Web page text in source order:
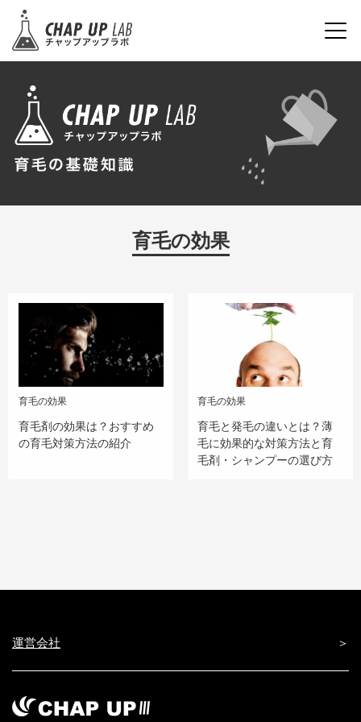
育毛の効果
育毛の効果
育毛剤の効果は？おすすめ
の育毛対策方法の紹介
育毛の効果
育毛と発毛の違いとは？薄
毛に効果的な対策方法と育
毛剤・シャンプーの選び方
運営会社